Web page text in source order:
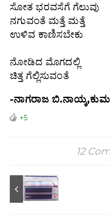
ಸೋತ ಭರವಸೆಗೆ ಗೆಲುವು
ನಗುವಂತೆ ಮತ್ತೆ ಮತ್ತೆ
ಉಳಿವ ಕಾಣಿಸಬೇಕು
ನೋಡಿದ ಮೊಗದಲ್ಲಿ
ಚಿತ್ತ ಗೆಲ್ಲಿಸುವಂತೆ
-ನಾಗರಾಜ
+5
12